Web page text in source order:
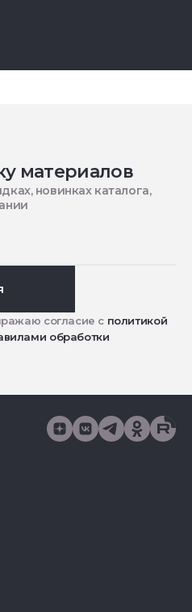
материалов
новинках каталога,
согласие с политикой
обработки